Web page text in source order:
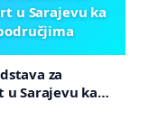
u Sarajevu ka
za
Sarajevu ka